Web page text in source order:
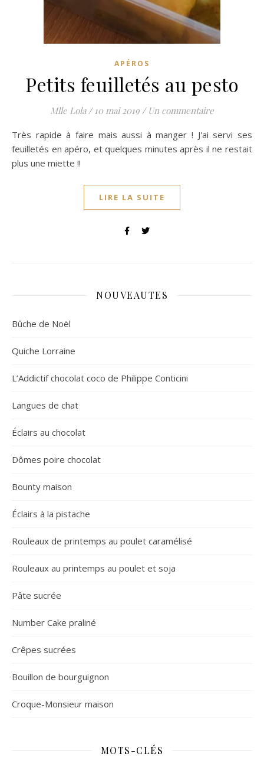
APÉROS
Petits feuilletés au pesto
Mlle Lola / 10 mai 2019 / Un commentaire
Très rapide à faire mais aussi à manger ! J'ai servi ses
feuilletés en apéro, et quelques minutes après il ne restait
plus une miette !!
LIRE LA SUITE
NOUVEAUTES
Bûche de Noël
Quiche Lorraine
L’Addictif chocolat coco de Philippe Conticini
Langues de chat
Éclairs au chocolat
Dômes poire chocolat
Bounty maison
Éclairs à la pistache
Rouleaux de printemps au poulet caramélisé
Rouleaux au printemps au poulet et soja
Pâte sucrée
Number Cake praliné
Crêpes sucrées
Bouillon de bourguignon
Croque-Monsieur maison
MOTS-CLÉS